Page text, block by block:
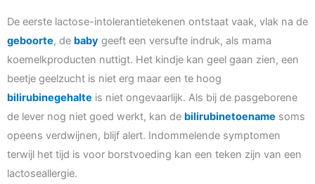
De eerste lactose-intolerantietekenen ontstaat vaak, vlak na de
geboorte, de baby geeft een versufte indruk, als mama
koemelkproducten nuttigt. Het kindje kan geel gaan zien, een
beetje geelzucht is niet erg maar een te hoog
bilirubinegehalte is niet ongevaarlijk. Als bij de pasgeborene
de lever nog niet goed werkt, kan de bilirubinetoename soms
opeens verdwijnen, blijf alert. Indommelende symptomen
terwijl het tijd is voor borstvoeding kan een teken zijn van een
lactoseallergie.